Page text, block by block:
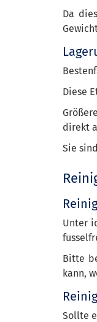
Da
Diese
direkt
Sie
Unter
Bitte
kann,
Sollte